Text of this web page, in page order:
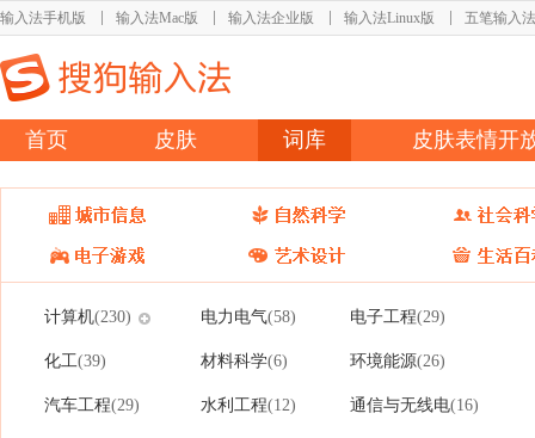
输入法手机版 输入法Mac版 输入法企业版 输入法Linux版 五笔输入法
首页 皮肤 词库 皮肤表情开
计算机(230) 电力电气(58) 电子工程(29)
化工(39) 材料科学(6) 环境能源(26)
汽车工程(29) 水利工程(12) 通信与无线电(16)